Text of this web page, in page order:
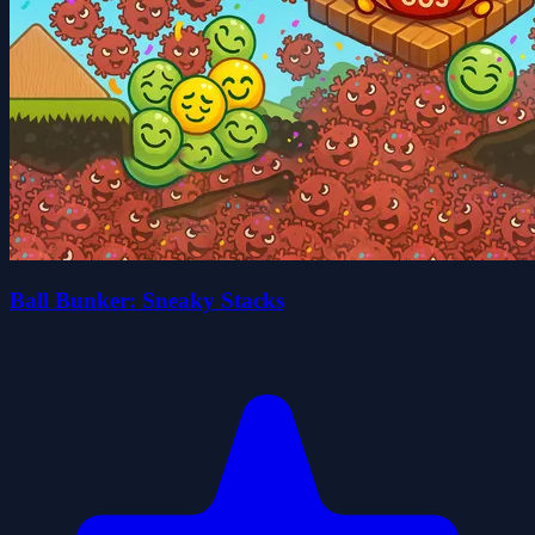
Ball Bunker: Sneaky Stacks